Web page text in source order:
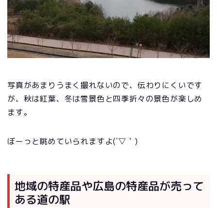
写真があまりうまく撮れないので、伝わりにくいです
が、秋は紅葉、冬は雪景色と四季折々の景色が楽しめ
ます。
ぼーっと眺めていられますよ(´▽｀)
地域の特産品や広島の特産品が売って
ある道の駅